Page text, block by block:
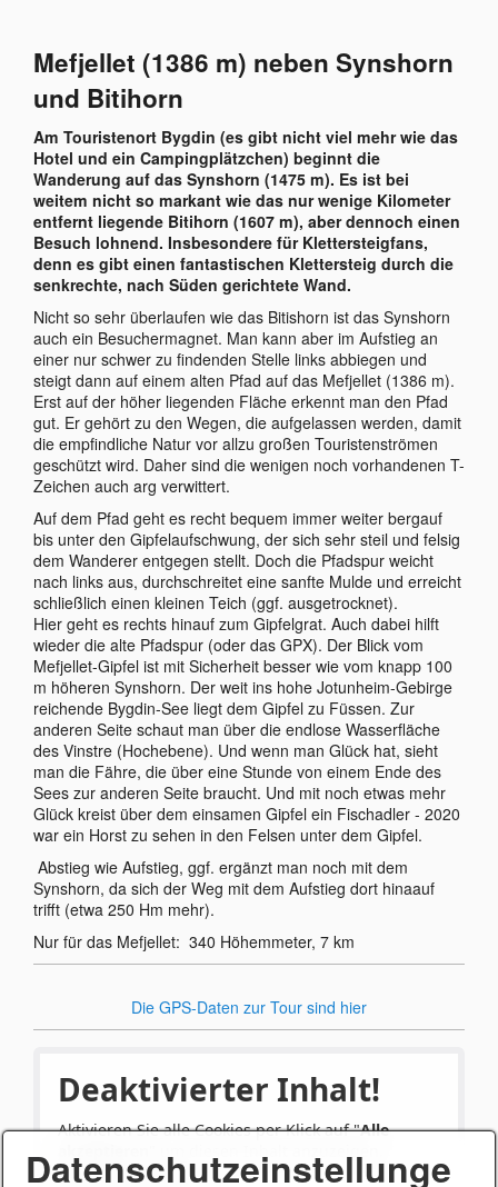
Mefjellet (1386 m) neben Synshorn
und Bitihorn
Am Touristenort Bygdin (es gibt nicht viel mehr wie das
Hotel und ein Campingplätzchen) beginnt die
Wanderung auf das Synshorn (1475 m). Es ist bei
weitem nicht so markant wie das nur wenige Kilometer
entfernt liegende Bitihorn (1607 m), aber dennoch einen
Besuch lohnend. Insbesondere für Klettersteigfans,
denn es gibt einen fantastischen Klettersteig durch die
senkrechte, nach Süden gerichtete Wand.
Nicht so sehr überlaufen wie das Bitishorn ist das Synshorn
auch ein Besuchermagnet. Man kann aber im Aufstieg an
einer nur schwer zu findenden Stelle links abbiegen und
steigt dann auf einem alten Pfad auf das Mefjellet (1386 m).
Erst auf der höher liegenden Fläche erkennt man den Pfad
gut. Er gehört zu den Wegen, die aufgelassen werden, damit
die empfindliche Natur vor allzu großen Touristenströmen
geschützt wird. Daher sind die wenigen noch vorhandenen T-
Zeichen auch arg verwittert.
Auf dem Pfad geht es recht bequem immer weiter bergauf
bis unter den Gipfelaufschwung, der sich sehr steil und felsig
dem Wanderer entgegen stellt. Doch die Pfadspur weicht
nach links aus, durchschreitet eine sanfte Mulde und erreicht
schließlich einen kleinen Teich (ggf. ausgetrocknet).
Hier geht es rechts hinauf zum Gipfelgrat. Auch dabei hilft
wieder die alte Pfadspur (oder das GPX). Der Blick vom
Mefjellet-Gipfel ist mit Sicherheit besser wie vom knapp 100
m höheren Synshorn. Der weit ins hohe Jotunheim-Gebirge
reichende Bygdin-See liegt dem Gipfel zu Füssen. Zur
anderen Seite schaut man über die endlose Wasserfläche
des Vinstre (Hochebene). Und wenn man Glück hat, sieht
man die Fähre, die über eine Stunde von einem Ende des
Sees zur anderen Seite braucht. Und mit noch etwas mehr
Glück kreist über dem einsamen Gipfel ein Fischadler - 2020
war ein Horst zu sehen in den Felsen unter dem Gipfel.
Abstieg wie Aufstieg, ggf. ergänzt man noch mit dem
Synshorn, da sich der Weg mit dem Aufstieg dort hinaauf
trifft (etwa 250 Hm mehr).
Nur für das Mefjellet: 340 Höhemmeter, 7 km
Die GPS-Daten zur Tour sind hier
Deaktivierter Inhalt!
Aktivieren Sie alle Cookies per Klick auf "Alle
Datenschutzeinstellunge